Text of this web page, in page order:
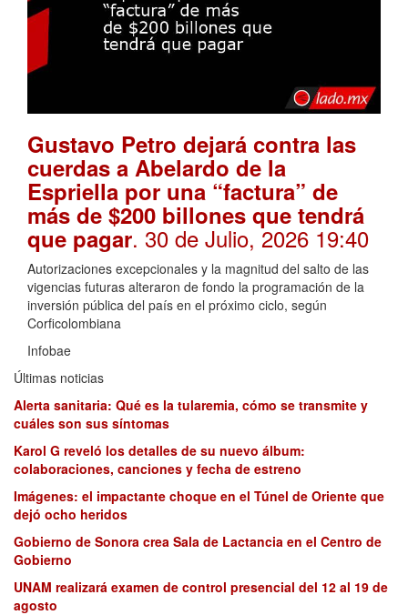
Gustavo Petro dejará contra las
cuerdas a Abelardo de la
Espriella por una “factura” de
más de $200 billones que tendrá
que pagar. 30 de Julio, 2026 19:40
Autorizaciones excepcionales y la magnitud del salto de las
vigencias futuras alteraron de fondo la programación de la
inversión pública del país en el próximo ciclo, según
Corficolombiana
Infobae
Últimas noticias
Alerta sanitaria: Qué es la tularemia, cómo se transmite y
cuáles son sus síntomas
Karol G reveló los detalles de su nuevo álbum:
colaboraciones, canciones y fecha de estreno
Imágenes: el impactante choque en el Túnel de Oriente que
dejó ocho heridos
Gobierno de Sonora crea Sala de Lactancia en el Centro de
Gobierno
UNAM realizará examen de control presencial del 12 al 19 de
agosto